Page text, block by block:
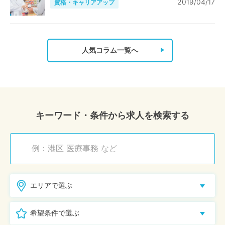
資格・キャリアアップ
人気コラム一覧へ
キーワード・条件から求人を検索する
エリアで選ぶ
希望条件で選ぶ